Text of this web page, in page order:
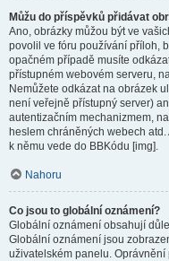
Můžu do příspěvků přidávat
Ano, obrázky můžou být ve
povolil ve fóru používání příloh,
opačném případě musíte
přístupném webovém serveru,
Nemůžete odkázat na obrázek
není veřejně přístupný server)
autentizačním mechanizmem,
heslem chráněných webech
k němu vede do BBKódu [img].
Nahoru
Co jsou to globální oznámení?
Globální oznámení obsahují
Globální oznámení jsou
uživatelském panelu.